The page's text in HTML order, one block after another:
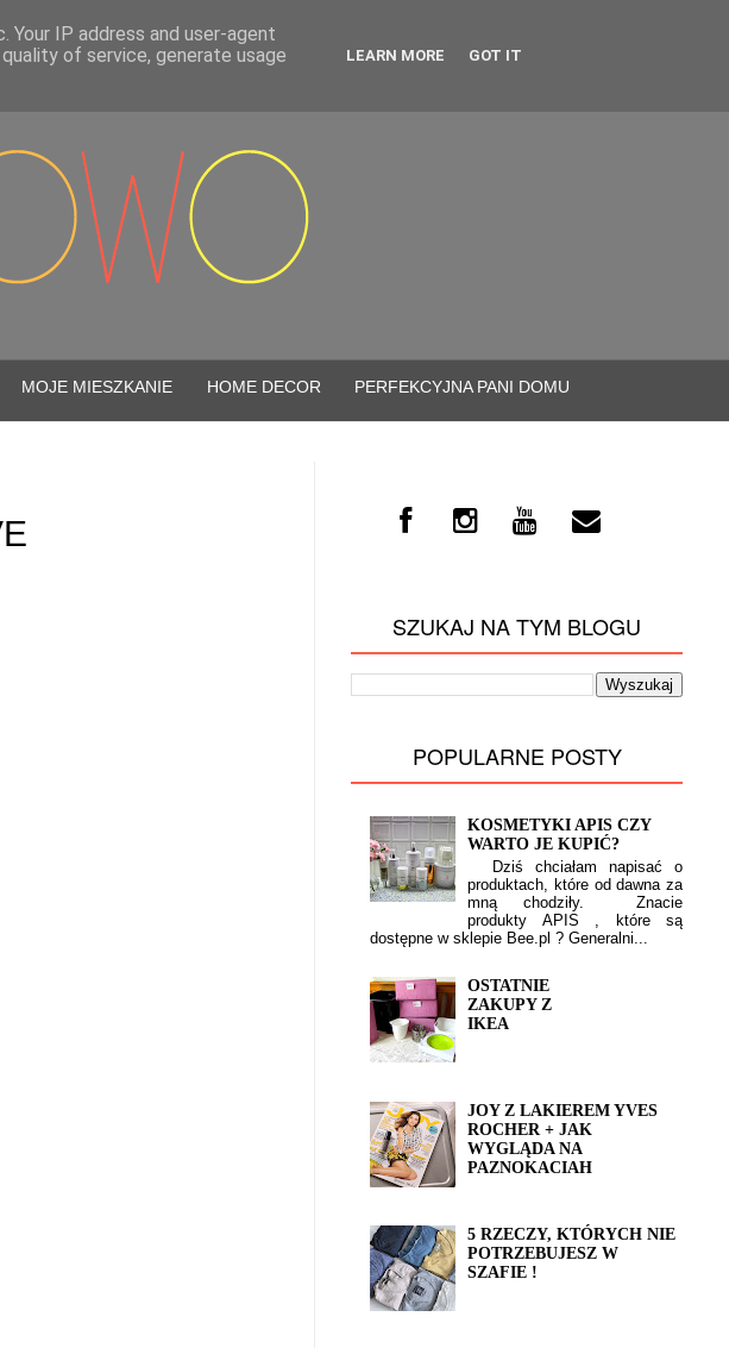
MOJE MIESZKANIE HOME DECOR PERFEKCYJNA PANI DOMU
SZUKAJ NA TYM BLOGU
POPULARNE POSTY
KOSMETYKI APIS CZY
WARTO JE KUPIĆ?
Dziś chciałam napisać o
produktach, które od dawna za
mną chodziły. Znacie
produkty APIS , które są
dostępne w sklepie Bee.pl ? Generalni...
OSTATNIE
ZAKUPY Z
IKEA
JOY Z LAKIEREM YVES
ROCHER + JAK
WYGLĄDA NA
PAZNOKACIAH
5 RZECZY, KTÓRYCH NIE
POTRZEBUJESZ W
SZAFIE !
IP address and user-agent
of service, generate usage
LEARN MORE GOT IT